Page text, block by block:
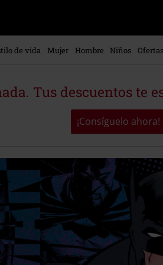
de vida Mujer Hombre Niños
Tus descuentos te
¡Consíguelo ahora!